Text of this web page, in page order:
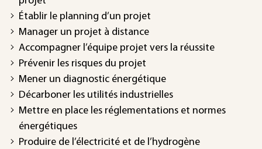
Établir le planning d’un projet
Manager un projet à distance
Accompagner l’équipe projet vers la réussite
Prévenir les risques du projet
Mener un diagnostic énergétique
Décarboner les utilités industrielles
Mettre en place les réglementations et normes
énergétiques
Produire de l’électricité et de l’hydrogène